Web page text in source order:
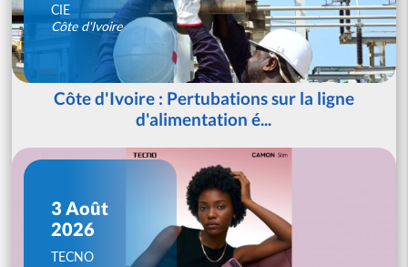
CIE
Côte d'Ivoire
Côte d'Ivoire : Pertubations sur la ligne
d'alimentation é...
3 Août
2026
TECNO